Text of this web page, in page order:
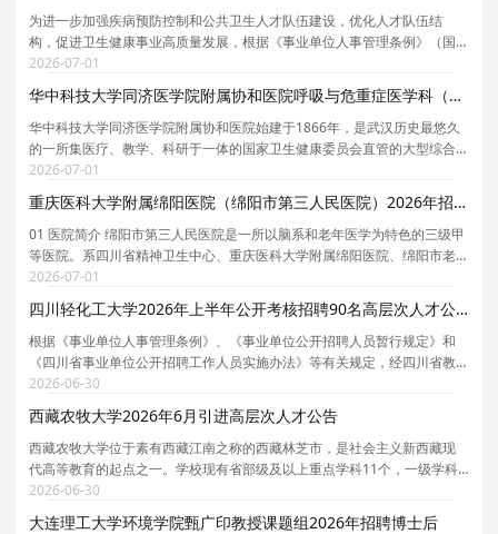
为进一步加强疾病预防控制和公共卫生人才队伍建设，优化人才队伍结
构，促进卫生健康事业高质量发展，根据《事业单位人事管理条例》（国
务院令第652号）和事业单位公开招聘有关规定，结合市疾控中心岗位空缺
情况及事业发展需要，拟组织开展市疾控中心高层次人
2026-07-01
华中科技大学同济医学院附属协和医院呼吸与危重症医学科（金阳教授团队）2026年招聘专职研究人员启事
华中科技大学同济医学院附属协和医院始建于1866年，是武汉历史最悠久
的一所集医疗、教学、科研于一体的国家卫生健康委员会直管的大型综合
性教学医院，系国家首批三级甲等医院、全国百佳医院、荣获全国医院管
理年先进集体、全国五一劳动奖和全国文明单位等国
2026-07-01
重庆医科大学附属绵阳医院（绵阳市第三人民医院）2026年招聘2名博士后公告
01 医院简介 绵阳市第三人民医院是一所以脑系和老年医学为特色的三级甲
等医院。系四川省精神卫生中心、重庆医科大学附属绵阳医院、绵阳市老
年病医院。院本部占地130亩，编制床位1700张，开放床位2000张，下辖
二院区（科新区）、游仙分院两个分院；设有业务科
2026-07-01
四川轻化工大学2026年上半年公开考核招聘90名高层次人才公告
根据《事业单位人事管理条例》、《事业单位公开招聘人员暂行规定》和
《四川省事业单位公开招聘工作人员实施办法》等有关规定，经四川省教
育厅备案，我单位拟面向社会公开招聘高层次人才 90名 。现将公开招聘有
关事项公告如下（本公告同时在四川省人力资源和
2026-06-30
西藏农牧大学2026年6月引进高层次人才公告
西藏农牧大学位于素有西藏江南之称的西藏林芝市，是社会主义新西藏现
代高等教育的起点之一。学校现有省部级及以上重点学科11个，一级学科
博士学位授权点1个，一级学科硕士学位授权点8个，专业硕士学位授权点7
个。有本科专业37个，国家级一流本科专业建设点3
2026-06-30
大连理工大学环境学院甄广印教授课题组2026年招聘博士后